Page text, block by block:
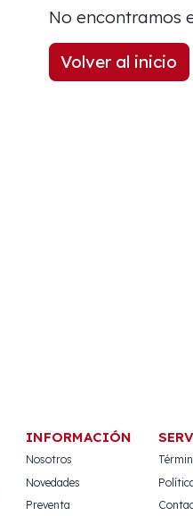
No encontramos
Volver al inicio
INFORMACIÓN
Nosotros
Novedades
Preventa